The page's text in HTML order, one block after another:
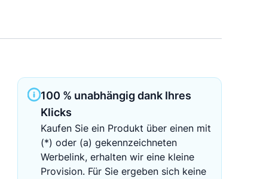
EZB-Leitzins
100 % unabhängig dank Ihres
Klicks
Kaufen Sie ein Produkt über einen mit
(*) oder (a) gekennzeichneten
Werbelink, erhalten wir eine kleine
Provision. Für Sie ergeben sich keine